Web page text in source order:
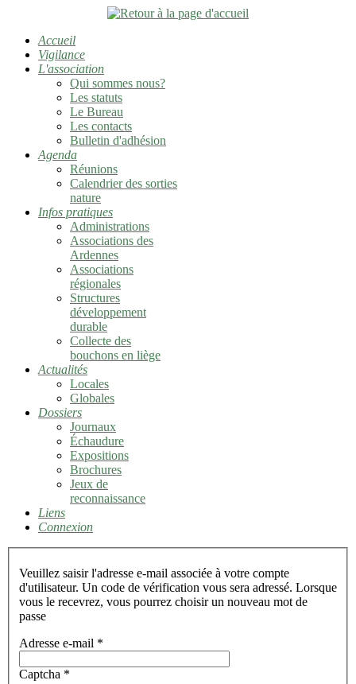
Accueil
Vigilance
L'association
Qui sommes nous?
Les statuts
Le Bureau
Les contacts
Bulletin d'adhésion
Agenda
Réunions
Calendrier des sorties
nature
Infos pratiques
Administrations
Associations des
Ardennes
Associations
régionales
Structures
développement
durable
Collecte des
bouchons en liège
Actualités
Locales
Globales
Dossiers
Journaux
Échaudure
Expositions
Brochures
Jeux de
reconnaissance
Liens
Connexion
Veuillez saisir l'adresse e-mail associée à votre compte
d'utilisateur. Un code de vérification vous sera adressé. Lorsque
vous le recevrez, vous pourrez choisir un nouveau mot de
passe
Adresse e-mail *
Captcha *